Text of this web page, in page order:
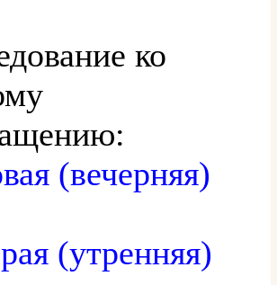
ко
(вечерняя)
(утренняя)